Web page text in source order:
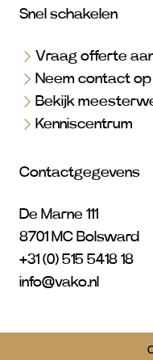
Snel schakelen
Vraag offerte
Neem contact op
Bekijk
Kenniscentrum
Contactgegevens
De Marne 111
8701 MC Bolsward
+31 (0) 515 5418 18
info@vako.nl